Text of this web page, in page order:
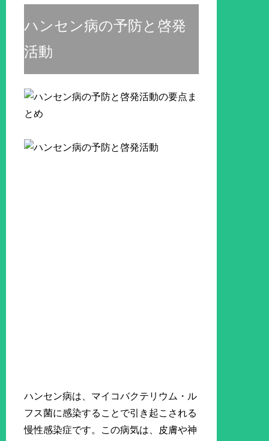
ハンセン病の予防と啓発
活動
ハンセン病は、マイコバクテリウム・ル
フス菌に感染することで引き起こされる
慢性感染症です。この病気は、皮膚や神